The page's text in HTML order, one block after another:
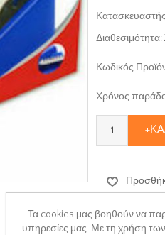
Διαθεσιμότητα:
Κωδικός
Χρόνος
Τα cookies μας βοηθούν να
υπηρεσίες μας. Με τη χρήση